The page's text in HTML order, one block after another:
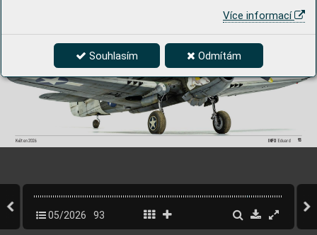
Více informací
Souhlasím Odmítám
INFO Eduard 93
Květen 2026
05/2026 93